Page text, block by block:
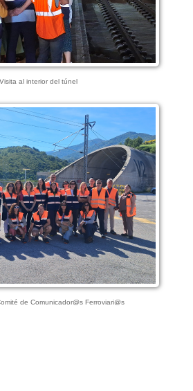
Visita al interior del túnel
de Comunicador@s Ferroviari@s